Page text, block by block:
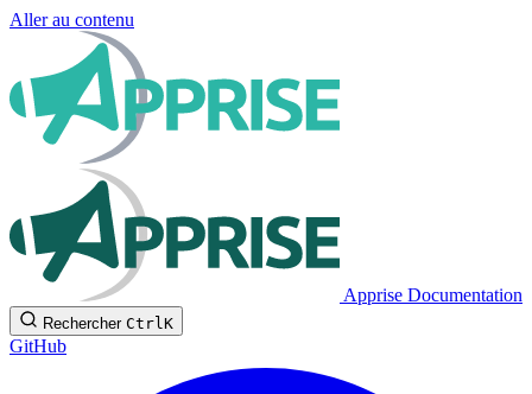
Aller au contenu
Apprise Documentation
Rechercher CtrlK
GitHub